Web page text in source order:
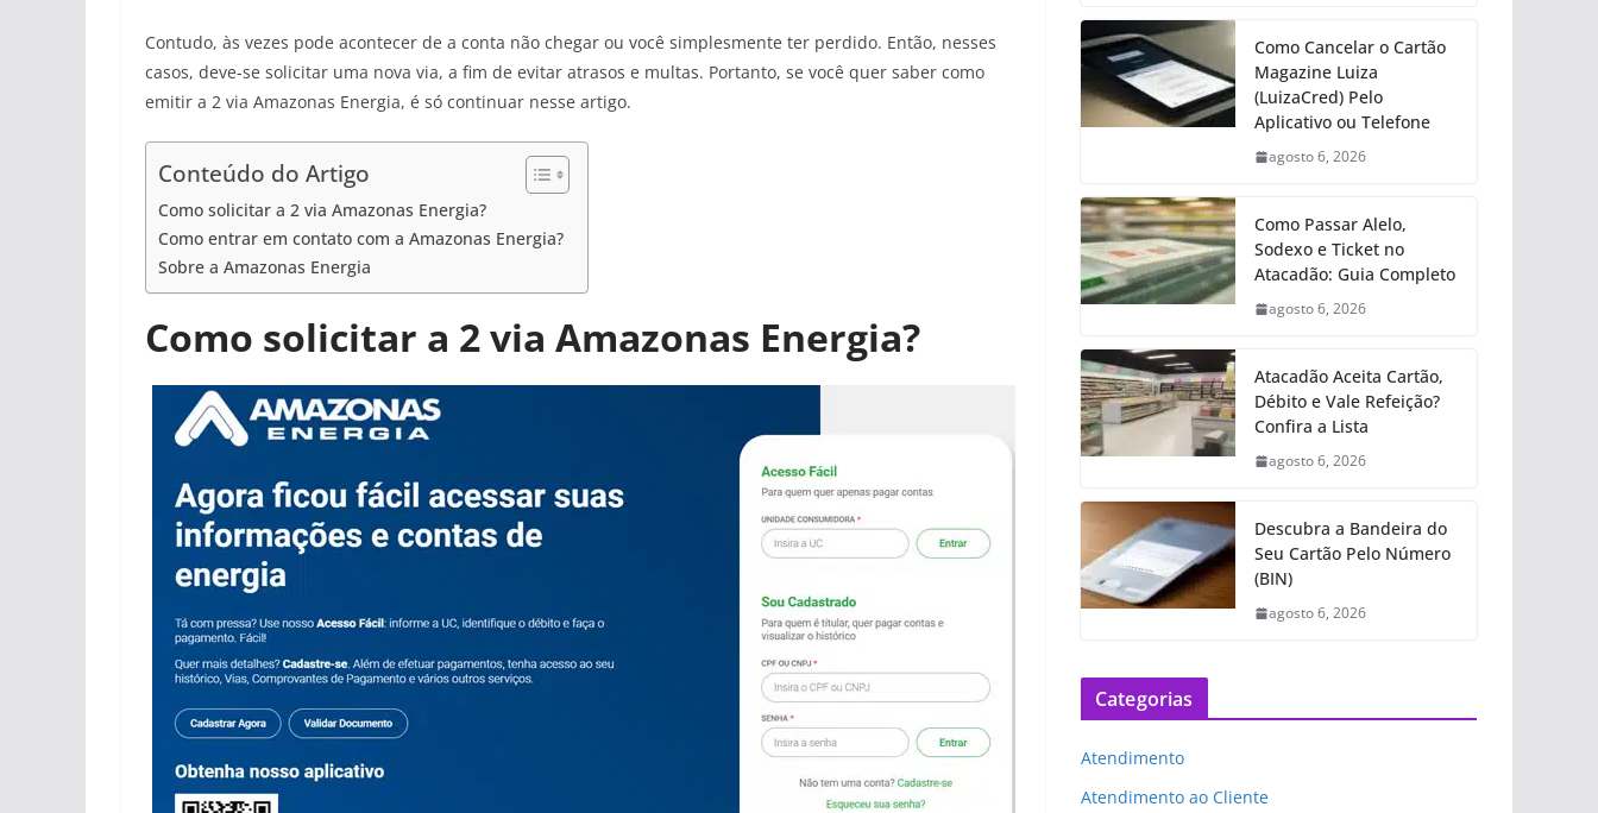
Contudo, às vezes pode acontecer de a conta não chegar ou você simplesmente ter perdido. Então, nesses
casos, deve-se solicitar uma nova via, a fim de evitar atrasos e multas. Portanto, se você quer saber como
emitir a 2 via Amazonas Energia, é só continuar nesse artigo.
Conteúdo do Artigo
Como solicitar a 2 via Amazonas Energia?
Como entrar em contato com a Amazonas Energia?
Sobre a Amazonas Energia
Como solicitar a 2 via Amazonas Energia?
Como Cancelar o Cartão
Magazine Luiza
(LuizaCred) Pelo
Aplicativo ou Telefone
agosto 6, 2026
Como Passar Alelo,
Sodexo e Ticket no
Atacadão: Guia Completo
agosto 6, 2026
Atacadão Aceita Cartão,
Débito e Vale Refeição?
Confira a Lista
agosto 6, 2026
Descubra a Bandeira do
Seu Cartão Pelo Número
(BIN)
agosto 6, 2026
Categorias
Atendimento
Atendimento ao Cliente